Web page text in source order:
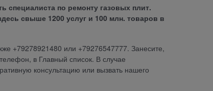
по ремонту газовых плит.
свыше 1200 услуг и 100 млн. товаров в
+79278921480 или +79276547777. Занесите,
в Главный список. В случае
консультацию или вызвать нашего